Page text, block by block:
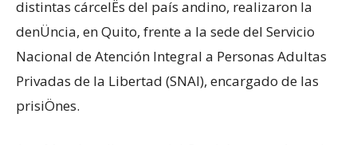
distintas cárcelËs del país andino, realizaron la
denÜncia, en Quito, frente a la sede del Servicio
Nacional de Atención Integral a Personas Adultas
Privadas de la Libertad (SNAI), encargado de las
prisiÖnes.